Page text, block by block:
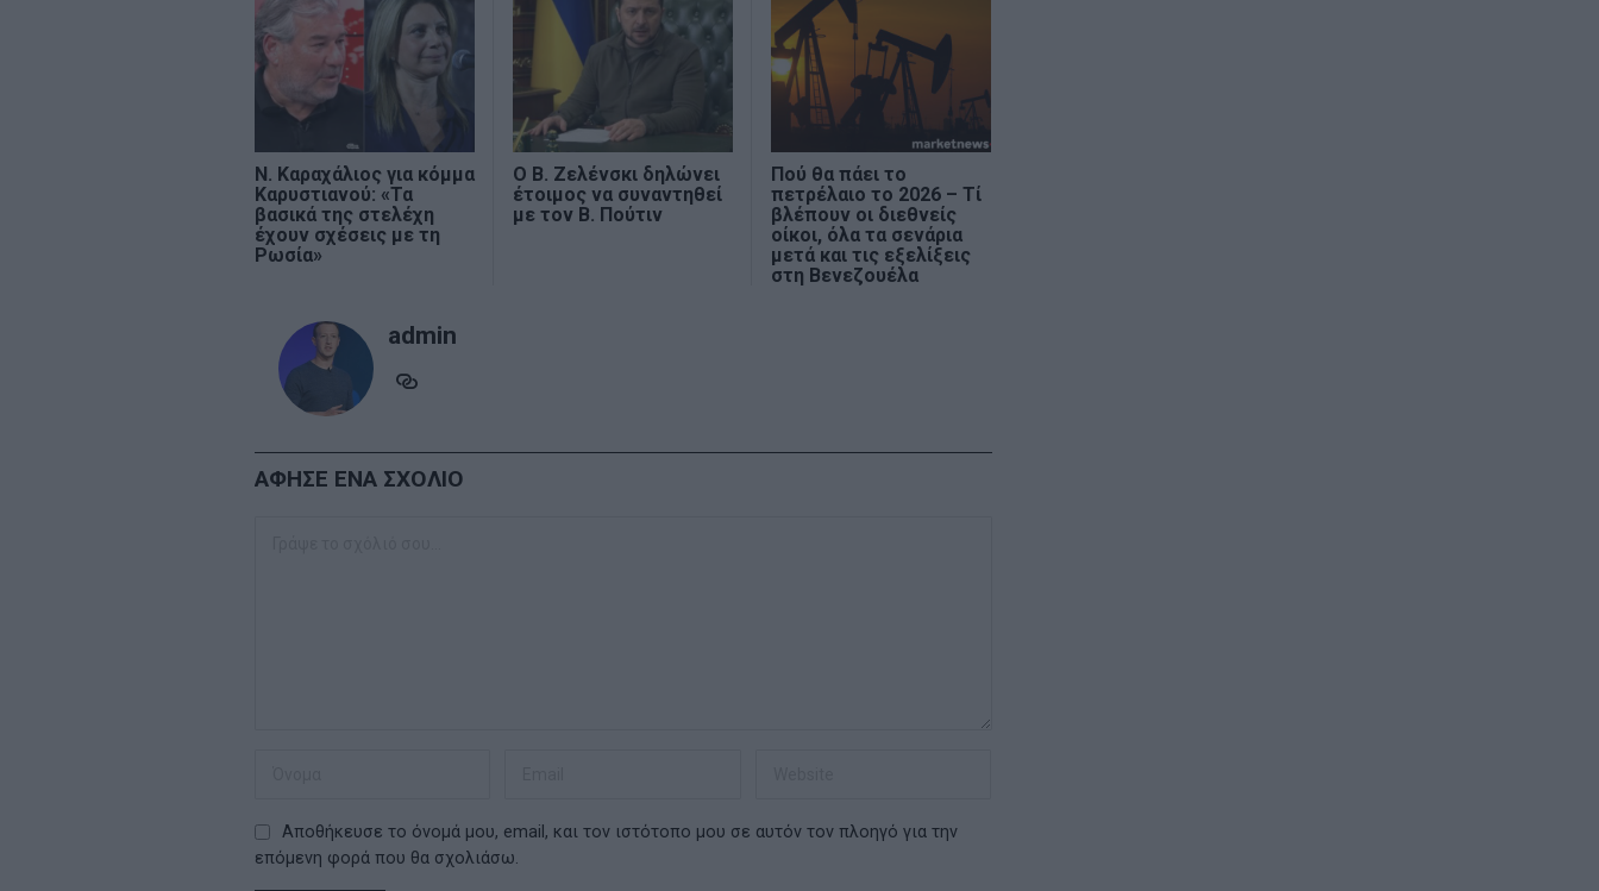
Ν. Καραχάλιος για κόμμα
Καρυστιανού: «Τα
βασικά της στελέχη
έχουν σχέσεις με τη
Ρωσία»
Ο Β. Ζελένσκι δηλώνει
έτοιμος να συναντηθεί
με τον Β. Πούτιν
Πού θα πάει το
πετρέλαιο το 2026 – Τί
βλέπουν οι διεθνείς
οίκοι, όλα τα σενάρια
μετά και τις εξελίξεις
στη Βενεζουέλα
admin
ΑΦΗΣΕ ΕΝΑ ΣΧΟΛΙΟ
Αποθήκευσε το όνομά μου, email, και τον ιστότοπο μου σε αυτόν τον πλοηγό για την
επόμενη φορά που θα σχολιάσω.